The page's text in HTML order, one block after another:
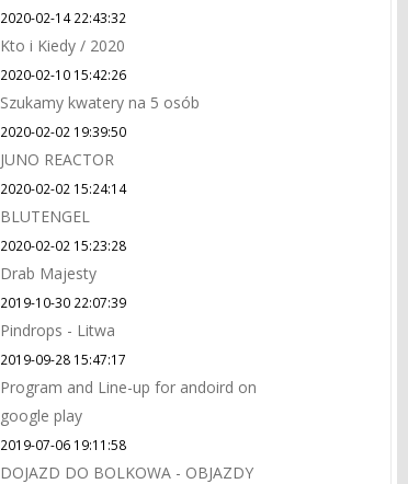
2020-02-14 22:43:32
Kto i Kiedy / 2020
2020-02-10 15:42:26
Szukamy kwatery na 5 osób
2020-02-02 19:39:50
JUNO REACTOR
2020-02-02 15:24:14
BLUTENGEL
2020-02-02 15:23:28
Drab Majesty
2019-10-30 22:07:39
Pindrops - Litwa
2019-09-28 15:47:17
Program and Line-up for andoird on
google play
2019-07-06 19:11:58
DOJAZD DO BOLKOWA - OBJAZDY